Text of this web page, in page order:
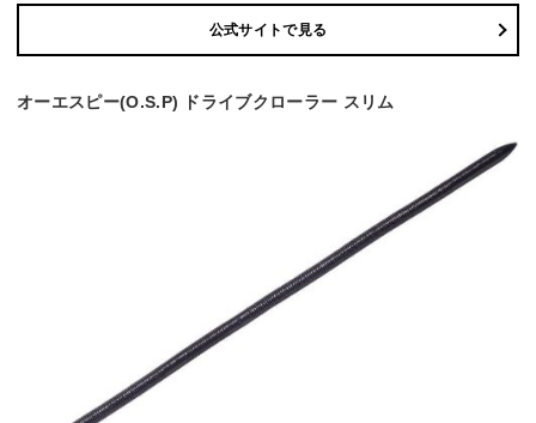
公式サイトで見る
オーエスピー(O.S.P) ドライブクローラー スリム